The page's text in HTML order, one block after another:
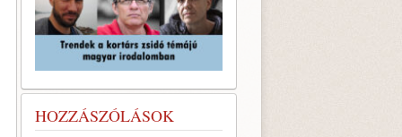
HOZZÁSZÓLÁSOK